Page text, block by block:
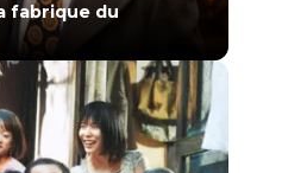
fabrique du